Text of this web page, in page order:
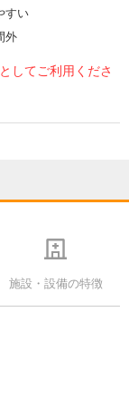
すい
外
してご利用くださ
施設・設備の特徴